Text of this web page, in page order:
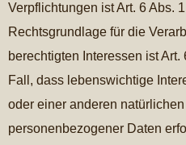
Verpflichtungen ist Art. 6 Abs.
Rechtsgrundlage für die
berechtigten Interessen ist
Fall, dass lebenswichtige
oder einer anderen
personenbezogener Daten